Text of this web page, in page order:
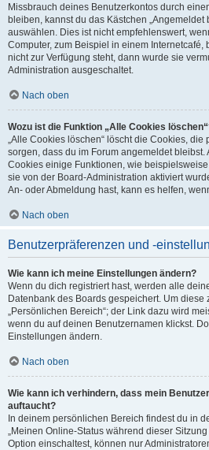
Missbrauch deines Benutzerkontos durch
bleiben, kannst du das Kästchen „Angemeldet
auswählen. Dies ist nicht empfehlenswert,
Computer, zum Beispiel in einem Internetcafé,
nicht zur Verfügung steht, dann wurde sie
Administration ausgeschaltet.
Nach oben
Wozu ist die Funktion „Alle Cookies
„Alle Cookies löschen“ löscht die Cookies,
sorgen, dass du im Forum angemeldet bleibst.
Cookies einige Funktionen, wie beispielsweise
sie von der Board-Administration aktiviert
An- oder Abmeldung hast, kann es helfen,
Nach oben
Benutzerpräferenzen und -
Wie kann ich meine Einstellungen ändern?
Wenn du dich registriert hast, werden alle
Datenbank des Boards gespeichert. Um diese
„Persönlichen Bereich“; der Link dazu wird
wenn du auf deinen Benutzernamen klickst.
Einstellungen ändern.
Nach oben
Wie kann ich verhindern, dass mein
auftaucht?
In deinem persönlichen Bereich findest du in
„Meinen Online-Status während dieser
Option einschaltest, können nur